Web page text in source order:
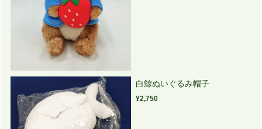
白鯨ぬいぐるみ帽子
¥2,750